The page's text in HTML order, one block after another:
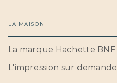
LA MAISON
La marque Hachette BNF
L'impression sur demande